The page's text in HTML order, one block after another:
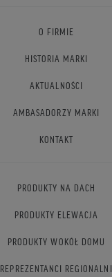
O FIRMIE
HISTORIA MARKI
AKTUALNOŚCI
AMBASADORZY MARKI
KONTAKT
PRODUKTY NA DACH
PRODUKTY ELEWACJA
PRODUKTY WOKÓŁ DOMU
REPREZENTANCI REGIONALNI